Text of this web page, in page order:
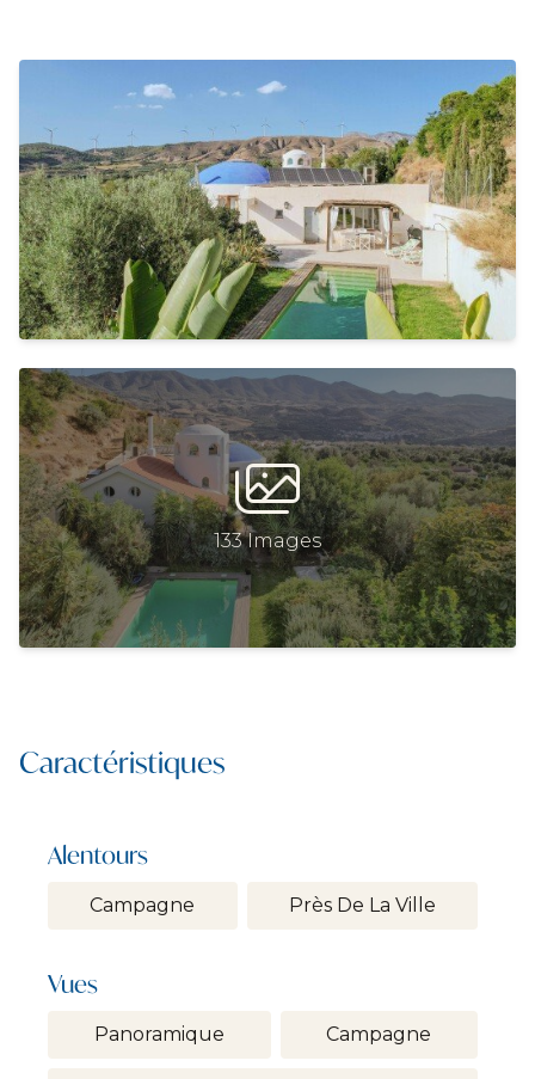
133 Images
Caractéristiques
Alentours
Campagne Près De La Ville
Vues
Panoramique Campagne